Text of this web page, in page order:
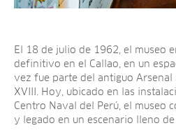
El 18 de julio de 1962, el museo
definitivo en el Callao, en un
vez fue parte del antiguo
XVIII. Hoy, ubicado en las
Centro Naval del Perú, el museo
y legado en un escenario lleno